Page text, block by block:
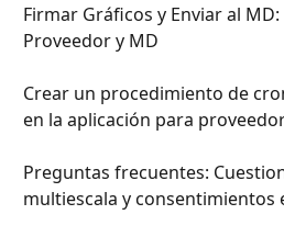
Firmar Gráficos y Enviar al MD:
Proveedor y MD
Crear un procedimiento de
en la aplicación para
Preguntas frecuentes:
multiescala y consentimientos